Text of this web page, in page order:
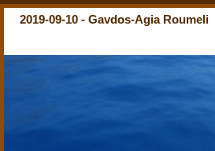
2019-09-10 - Gavdos-Agia Roumeli